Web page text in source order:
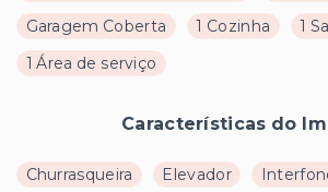
Garagem Coberta
1 Cozinha
1
1 Área de serviço
Características do
Churrasqueira Elevador